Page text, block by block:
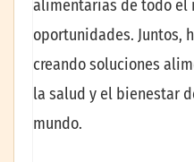
alimentarias de todo el
oportunidades. Juntos,
creando soluciones
la salud y el bienestar
mundo.